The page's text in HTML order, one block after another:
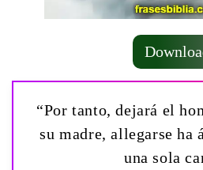
“Por tanto, dejará el
su madre, allegarse ha
una sola